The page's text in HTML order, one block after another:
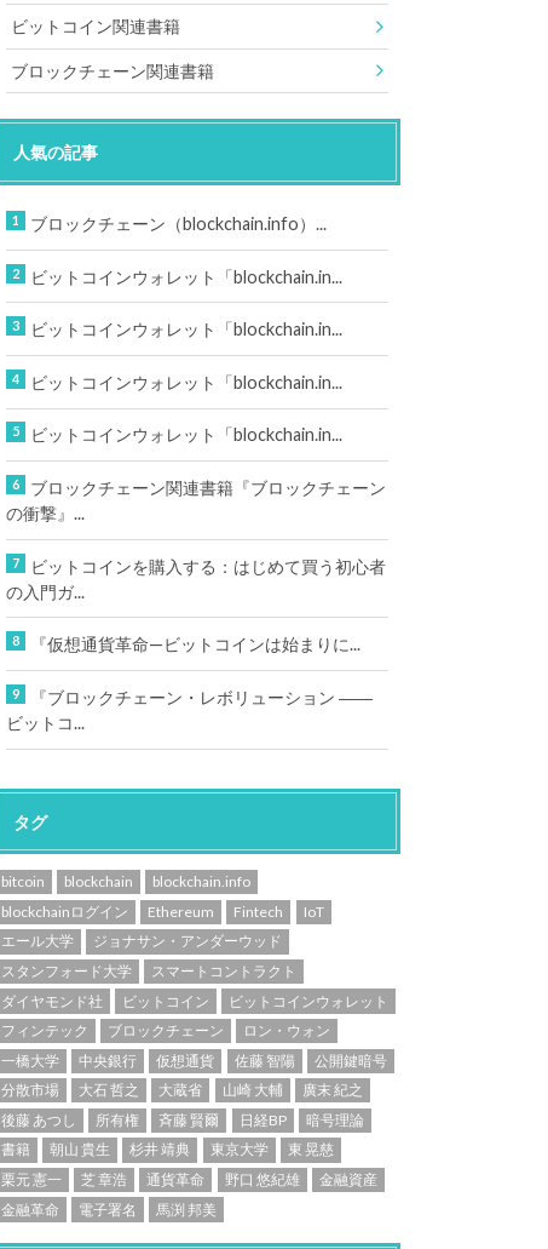
ビットコイン関連書籍
ブロックチェーン関連書籍
人氣の記事
ブロックチェーン（blockchain.info）...
ビットコインウォレット「blockchain.in...
ビットコインウォレット「blockchain.in...
ビットコインウォレット「blockchain.in...
ビットコインウォレット「blockchain.in...
ブロックチェーン関連書籍『ブロックチェーン
の衝撃』...
ビットコインを購入する：はじめて買う初心者
の入門ガ...
『仮想通貨革命—ビットコインは始まりに...
『ブロックチェーン・レボリューション ――
ビットコ...
タグ
bitcoin blockchain
blockchain.info
blockchainログイン
Ethereum Fintech
IoT
エール大学
ジョナサン・アンダーウッド
スタンフォード大学
スマートコントラクト
ダイヤモンド社
ビットコイン
ビットコインウォレット
フィンテック
ブロックチェーン
ロン・ウォン
一橋大学
中央銀行 仮想通貨 佐藤 智陽
公開鍵暗号
分散市場
大石 哲之 大蔵省 山崎 大輔
廣末 紀之
後藤 あつし
所有権 斉藤 賢爾 日経BP
暗号理論
書籍
朝山 貴生 杉井 靖典 東京大学
東 晃慈
栗元 憲一
芝 章浩 通貨革命 野口 悠紀雄
金融資産
金融革命
電子署名 馬渕 邦美